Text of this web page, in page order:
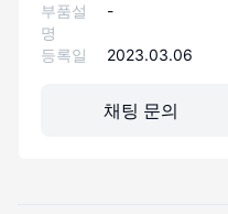
부품설
명
-
등록일 2023.03.06
채팅 문의